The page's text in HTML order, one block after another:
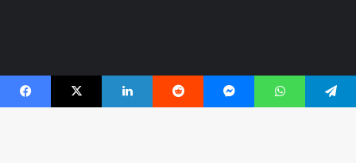
Facebook X Linkedin Reddit Messenger WhatsApp Telegram